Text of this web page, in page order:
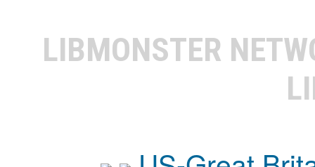
LIBMONSTER